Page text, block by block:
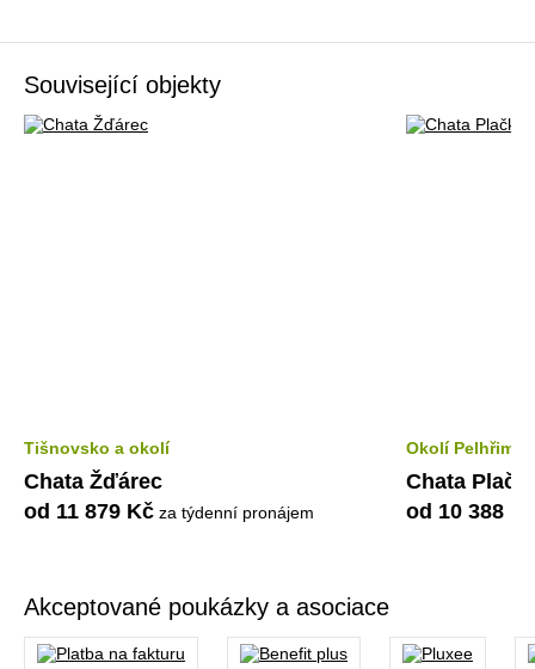
Související objekty
Tišnovsko a okolí
Chata Žďárec
od 11 879 Kč za týdenní pronájem
Okolí
Chata
od 10 388
Akceptované poukázky a asociace